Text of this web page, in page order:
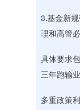
3.基金新
理和高管
具体要求
三年跑输
多重政策